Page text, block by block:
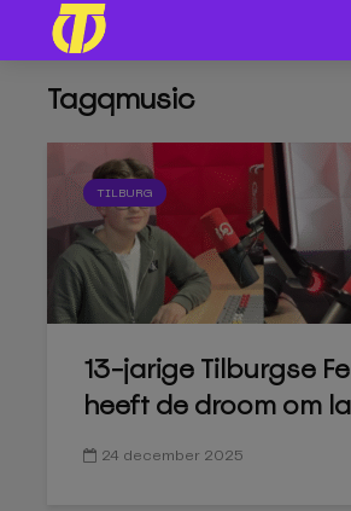
Tagqmusic
TILBURG
13-jarige Tilburgse
heeft de droom om
24 december 2025